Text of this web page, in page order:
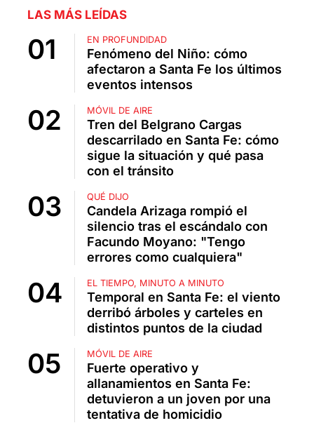
LAS MÁS LEÍDAS
EN PROFUNDIDAD
Fenómeno del Niño: cómo
afectaron a Santa Fe los últimos
eventos intensos
MÓVIL DE AIRE
Tren del Belgrano Cargas
descarrilado en Santa Fe: cómo
sigue la situación y qué pasa
con el tránsito
QUÉ DIJO
Candela Arizaga rompió el
silencio tras el escándalo con
Facundo Moyano: "Tengo
errores como cualquiera"
EL TIEMPO, MINUTO A MINUTO
Temporal en Santa Fe: el viento
derribó árboles y carteles en
distintos puntos de la ciudad
MÓVIL DE AIRE
Fuerte operativo y
allanamientos en Santa Fe:
detuvieron a un joven por una
tentativa de homicidio